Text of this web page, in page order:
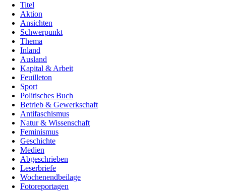
Titel
Aktion
Ansichten
Schwerpunkt
Thema
Inland
Ausland
Kapital & Arbeit
Feuilleton
Sport
Politisches Buch
Betrieb & Gewerkschaft
Antifaschismus
Natur & Wissenschaft
Feminismus
Geschichte
Medien
Abgeschrieben
Leserbriefe
Wochenendbeilage
Fotoreportagen